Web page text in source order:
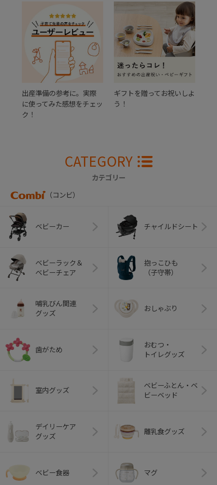
出産準備の参考に。実際
に使ってみた感想をチェッ
ク！
ギフトを贈ってお祝いしよ
う！
CATEGORY
カテゴリー
（コンビ）
ベビーカー チャイルドシート
ベビーラック＆
ベビーチェア
抱っこひも
（子守帯）
哺乳びん関連
グッズ
おしゃぶり
歯がため
おむつ・
トイレグッズ
室内グッズ
ベビーふとん・ベ
ビーベッド
デイリーケア
グッズ
離乳食グッズ
ベビー食器 マグ